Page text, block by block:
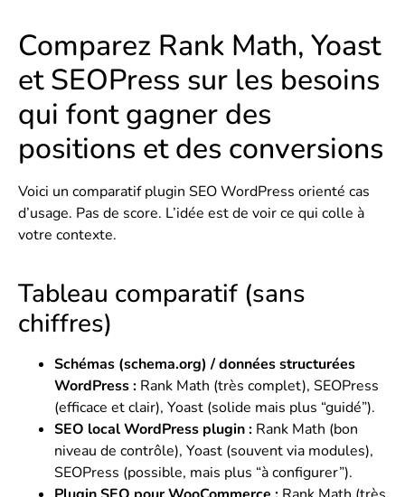
Comparez Rank Math, Yoast
et SEOPress sur les besoins
qui font gagner des
positions et des conversions
Voici un comparatif plugin SEO WordPress orienté cas
d’usage. Pas de score. L’idée est de voir ce qui colle à
votre contexte.
Tableau comparatif (sans
chiffres)
Schémas (schema.org) / données structurées
WordPress : Rank Math (très complet), SEOPress
(efficace et clair), Yoast (solide mais plus “guidé”).
SEO local WordPress plugin : Rank Math (bon
niveau de contrôle), Yoast (souvent via modules),
SEOPress (possible, mais plus “à configurer”).